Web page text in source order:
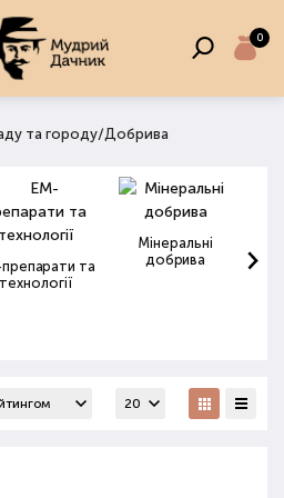
0
та городу/Добрива
та
технології
Мінеральні
добрива